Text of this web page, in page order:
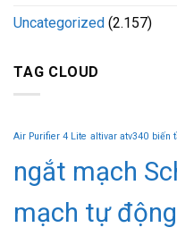
Uncategorized (2.157)
TAG CLOUD
Air Purifier 4 Lite altivar atv340 biến
ngắt mạch
mạch tự động